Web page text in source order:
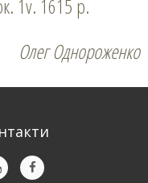
1v. 1615 р.
Олег Однороженко